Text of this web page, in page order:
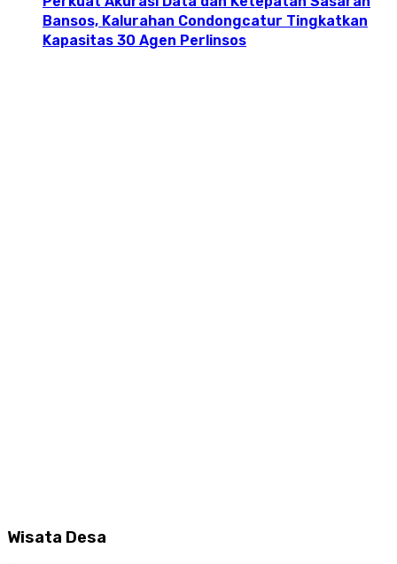
Bansos, Kalurahan Condongcatur Tingkatkan
Kapasitas 30 Agen Perlinsos
Wisata Desa